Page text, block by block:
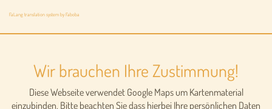
FaLang translation system by Faboba
Wir brauchen Ihre Zustimmung!
Diese Webseite verwendet Google Maps um Kartenmaterial
einzubinden. Bitte beachten Sie dass hierbei Ihre persönlichen Daten